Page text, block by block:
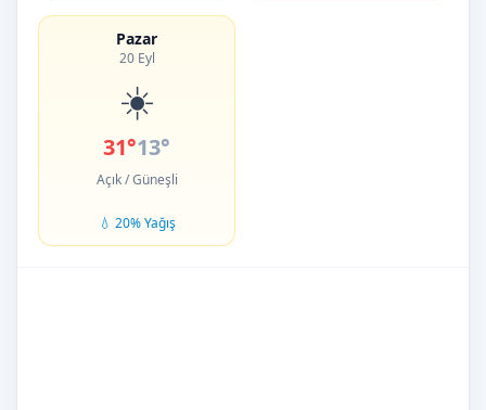
Pazar
20 Eyl
☀️
31°13°
Açık / Güneşli
💧 20% Yağış